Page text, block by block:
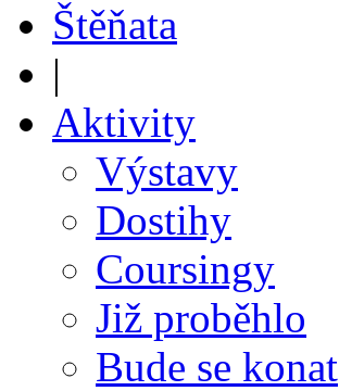
Štěňata
|
Aktivity
Výstavy
Dostihy
Coursingy
Již proběhlo
Bude se konat